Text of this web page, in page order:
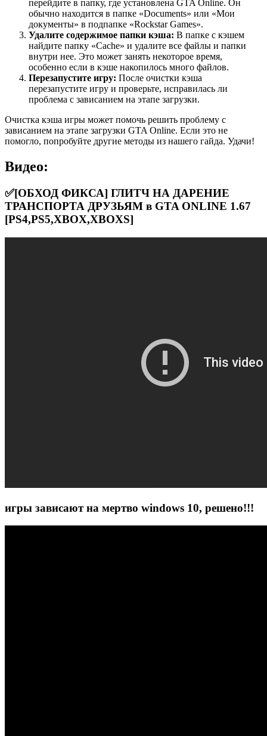
перейдите в папку, где установлена GTA Online. Он
обычно находится в папке «Documents» или «Мои
документы» в подпапке «Rockstar Games».
Удалите содержимое папки кэша: В папке с кэшем
найдите папку «Cache» и удалите все файлы и папки
внутри нее. Это может занять некоторое время,
особенно если в кэше накопилось много файлов.
Перезапустите игру: После очистки кэша
перезапустите игру и проверьте, исправилась ли
проблема с зависанием на этапе загрузки.
Очистка кэша игры может помочь решить проблему с
зависанием на этапе загрузки GTA Online. Если это не
помогло, попробуйте другие методы из нашего гайда. Удачи!
Видео:
✅[ОБХОД ФИКСА] ГЛИТЧ НА ДАРЕНИЕ
ТРАНСПОРТА ДРУЗЬЯМ в GTA ONLINE 1.67
[PS4,PS5,XBOX,XBOXS]
игры зависают на мертво windows 10, решено!!!